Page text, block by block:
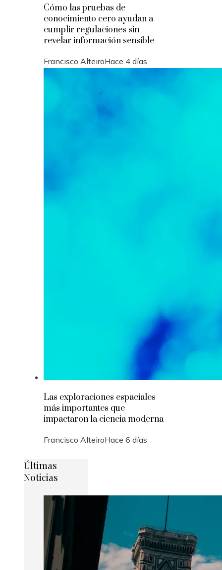
Cómo las pruebas de
conocimiento cero ayudan a
cumplir regulaciones sin
revelar información sensible
Francisco AlteiroHace 4 días
Las exploraciones espaciales
más importantes que
impactaron la ciencia moderna
Francisco AlteiroHace 6 días
Últimas
Noticias